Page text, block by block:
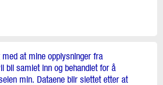
at mine opplysninger fra
bli samlet inn og behandlet for å
min. Dataene blir slettet etter at